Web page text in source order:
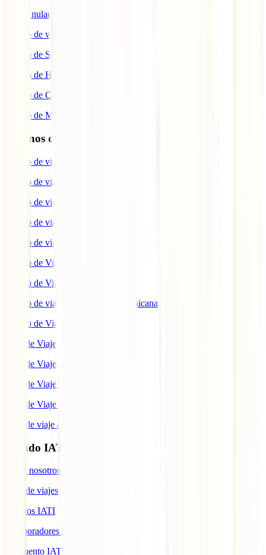
IATI Anulación Premium
Seguro de viaje COVID
Seguro de Salud
Seguro de Hogar
Seguro de Coche
Seguro de Moto
Destinos de interés
Seguro de viaje a EEUU
Seguro de viaje a Indonesia
Seguro de viaje a Marruecos
Seguro de viaje a Reino Unido
Seguro de viaje a México
Seguro de Viaje a Tailandia
Seguro de Viaje a China
Seguro de viaje a República Dominicana
Seguro de Viaje a Colombia
Guía de Viaje a Estados Unidos
Guía de Viaje a México
Guía de Viaje a Marruecos
Guía de Viaje a Cuba
Guía de viaje a Indonesia
Mundo IATI
Sobre nosotros
Blog de viajes
Premios IATI
Colaboradores IATI
Descuento IATI